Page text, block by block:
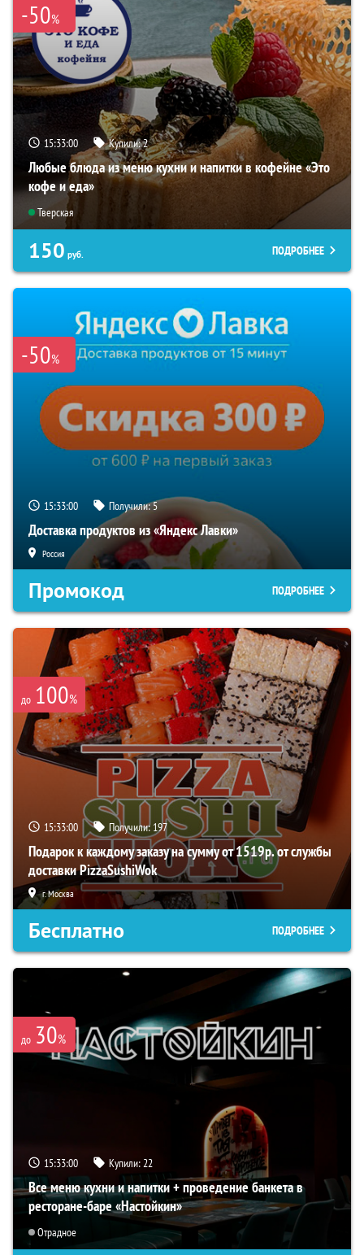
-50%
15:32:59 Купили:2
Любые блюда из меню кухни и напитки в кофейне «Это
кофе и еда»
Тверская
150 руб. ПОДРОБНЕЕ
-50%
15:32:59 Получили:5
Доставка продуктов из «Яндекс Лавки»
Россия
Промокод ПОДРОБНЕЕ
до 100%
15:32:59 Получили:197
Подарок к каждому заказу на сумму от 1519р. от службы
доставки PizzaSushiWok
г. Москва
Бесплатно ПОДРОБНЕЕ
до 30%
15:32:59 Купили:22
Все меню кухни и напитки + проведение банкета в
ресторане-баре «Настойкин»
Отрадное